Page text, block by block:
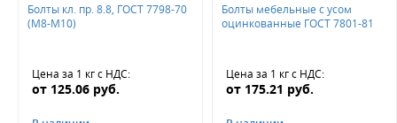
Болты кл. пр. 8.8, ГОСТ 7798-70
(М8-М10)
Цена за 1 кгс НДС:
от 125.06 руб.
Болты мебельные с усом
оцинкованные ГОСТ 7801-81
Цена за 1 кгс НДС:
от 175.21 руб.